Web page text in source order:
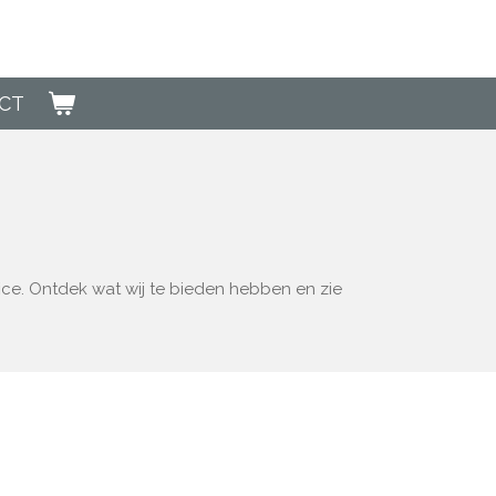
Ontdek wat wij te bieden hebben en zie